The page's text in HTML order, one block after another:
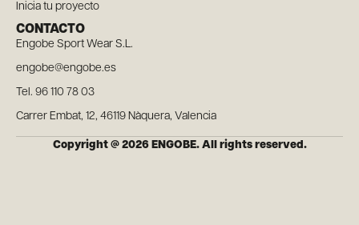
Inicia tu proyecto
CONTACTO
Engobe Sport Wear S.L.
engobe@engobe.es
Tel. 96 110 78 03
Carrer Embat, 12, 46119 Nàquera, Valencia
Copyright @ 2026 ENGOBE. All rights reserved.